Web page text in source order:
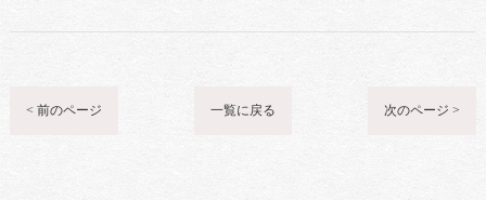
< 前のページ 一覧に戻る 次のページ >